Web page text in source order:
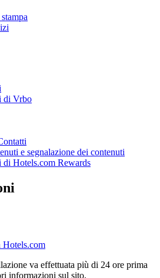
di Vrbo
e segnalazione dei contenuti
Hotels.com Rewards
Hotels.com
va effettuata più di 24 ore prima
informazioni sul sito.